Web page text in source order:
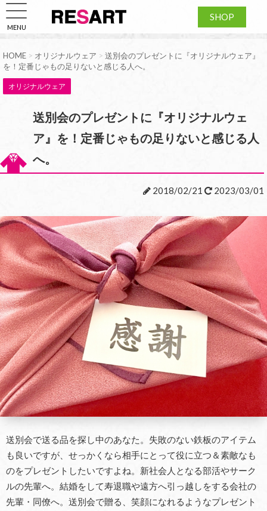
MENU
SHOP
HOME > オリジナルウェア > 送別会のプレゼントに『オリジナルウェア』
を！定番じゃもの足りないと感じる人へ。
オリジナルウェア
送別会のプレゼントに『オリジナルウェ
ア』を！定番じゃもの足りないと感じる人
へ。
2018/02/21 2023/03/01
送別会で送る品を探し中のあなた。失敗のない鉄板のアイテム
も良いですが、せっかくなら相手にとって役に立つ＆素敵なも
のをプレゼントしたいですよね。新社会人となる部活やサーク
ルの先輩へ。結婚をして寿退職や遠方へ引っ越しをする会社の
先輩・同僚へ。送別会で贈る、笑顔になれるようなプレゼント